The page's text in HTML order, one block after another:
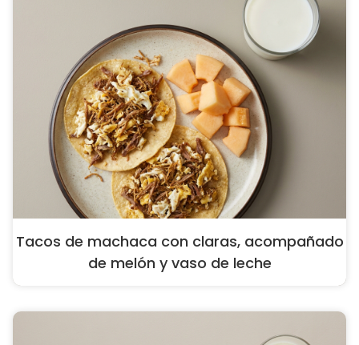
Tacos de machaca con claras, acompañado
de melón y vaso de leche